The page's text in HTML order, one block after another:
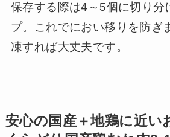
保存する際は4～5個に切り分
プ。これでにおい移りを防ぎ
凍すれば大丈夫です。
安心の国産＋地鶏に近い